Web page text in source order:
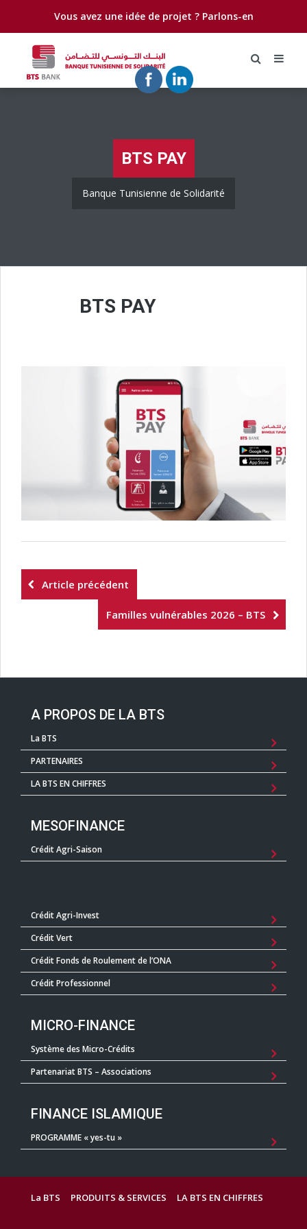
Vous avez une idée de projet ? Parlons-en
BTS PAY
Banque Tunisienne de Solidarité
BTS PAY
Article précédent
Familles vulnérables 2026 – BTS
A PROPOS DE LA BTS
La BTS
PARTENAIRES
LA BTS EN CHIFFRES
MESOFINANCE
Crédit Agri-Saison
Crédit Agri-Invest
Crédit Vert
Crédit Fonds de Roulement de l’ONA
Crédit Professionnel
MICRO-FINANCE
Système des Micro-Crédits
Partenariat BTS – Associations
FINANCE ISLAMIQUE
PROGRAMME « yes-tu »
La BTS PRODUITS & SERVICES LA BTS EN CHIFFRES